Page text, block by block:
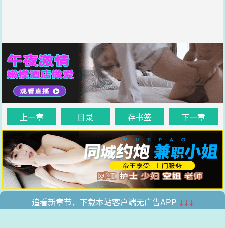
.
上一章 目录 存书签 下一章
.
追看新章节，下载本站客户端无广告APP ↓↓↓